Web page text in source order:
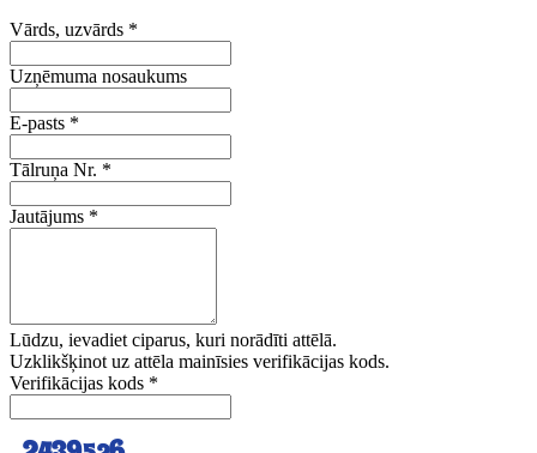
Vārds, uzvārds *
Uzņēmuma nosaukums
E-pasts *
Tālruņa Nr. *
Jautājums *
Lūdzu, ievadiet ciparus, kuri norādīti attēlā.
Uzklikšķinot uz attēla mainīsies verifikācijas kods.
Verifikācijas kods *